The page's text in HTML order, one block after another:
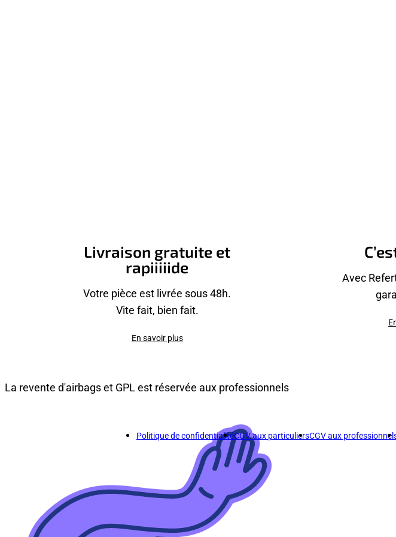
Livraison gratuite et
rapiiiiide
Votre pièce est livrée sous 48h.
Vite fait, bien fait.
En savoir plus
Avec
La revente d'airbags et GPL est réservée aux professionnels
Politique de confidentialitéCGV aux particuliersCGV aux